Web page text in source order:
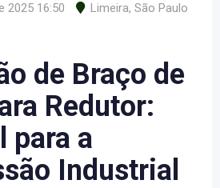
2025 16:50 Limeira, São Paulo
de Braço de
Redutor:
para a
Industrial